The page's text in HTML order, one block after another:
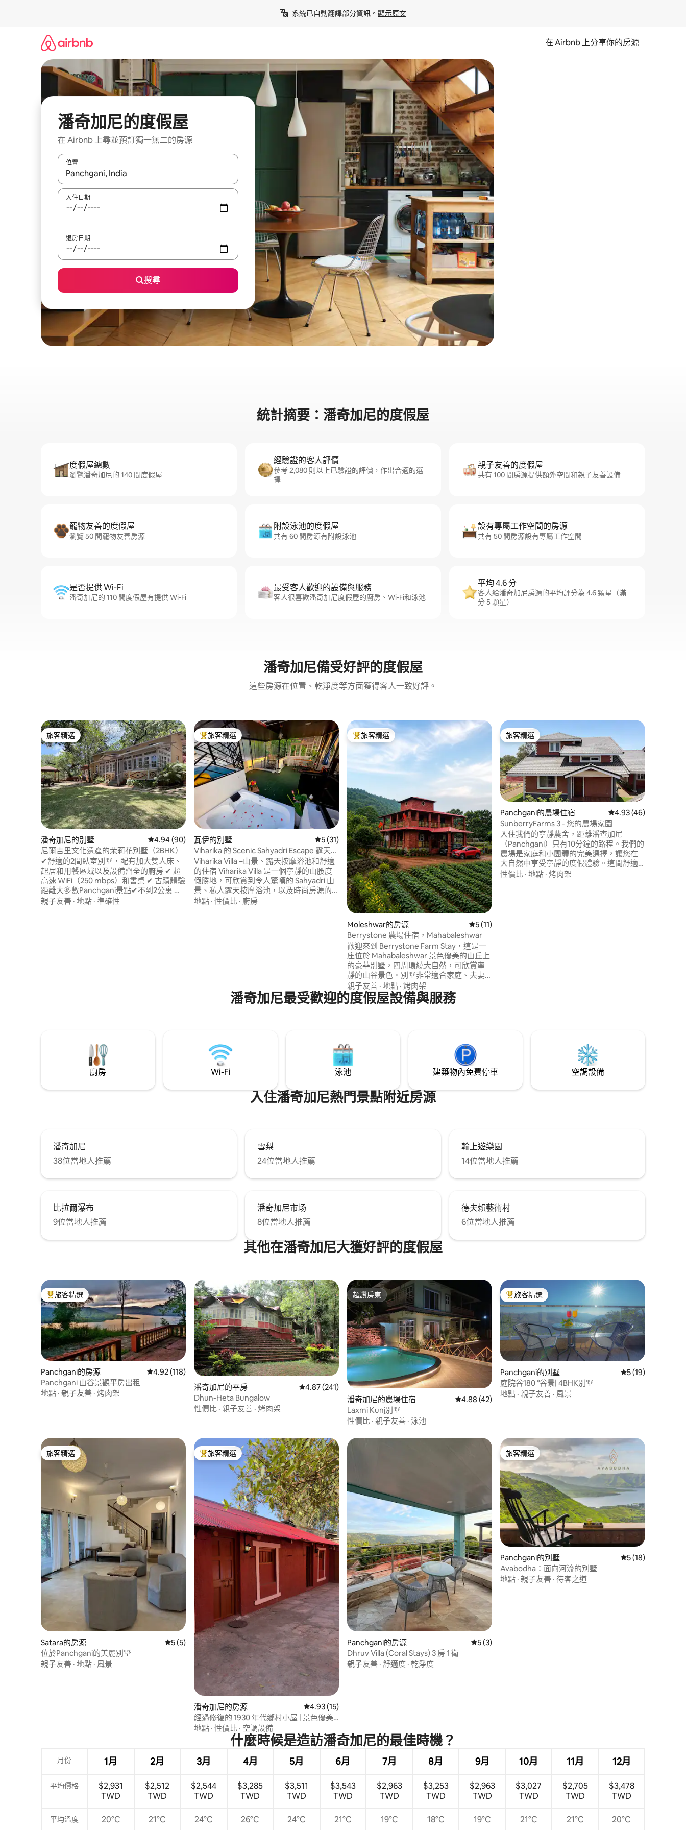
系統已自動翻譯部分資訊。 顯示原文
在 Airbnb 上分享你的房源
潘奇加尼的度假屋
在 Airbnb 上尋並預訂獨一無二的房源
位置
如有搜尋結果，瀏覽內容時請使用上下箭頭，或輕點、滑動裝置。
入住日期
退房日期
搜尋
統計摘要：潘奇加尼的度假屋
度假屋總數
瀏覽潘奇加尼的 140 間度假屋
經驗證的客人評價
參考 2,080 則以上已驗證的評價，作出合適的選
擇
親子友善的度假屋
共有 100 間房源提供額外空間和親子友善設備
寵物友善的度假屋
瀏覽 50 間寵物友善房源
附設泳池的度假屋
共有 60 間房源有附設泳池
設有專屬工作空間的房源
共有 50 間房源設有專屬工作空間
是否提供 Wi-Fi
潘奇加尼的 110 間度假屋有提供 Wi-Fi
最受客人歡迎的設備與服務
客人很喜歡潘奇加尼度假屋的廚房、Wi-Fi和泳池
平均 4.6 分
客人給潘奇加尼房源的平均評分為 4.6 顆星（滿
分 5 顆星）
潘奇加尼備受好評的度假屋
這些房源在位置、乾淨度等方面獲得客人一致好評。
旅客精選
旅客精選
潘奇加尼的別墅 從 90 則評價中獲得 4.94 的平均評分（滿分 5 分）
4.94 (90)
尼爾吉里文化遺產的茉莉花別墅（2BHK）
✔舒適的2間臥室別墅，配有加大雙人床、
起居和用餐區域以及設備齊全的廚房 ✔ 超
高速 WiFi（250 mbps）和書桌 ✔ 古蹟體驗
距離大多數Panchgani景點✔不到2公裏 距
離✔Panchgani 市場 1 公里（步行 10 分
親子友善 · 地點 · 準確性
旅客精選榜首
旅客精選
瓦伊的別墅 從 31 則評價中獲得 5 的平均評分（滿分 5 分）
5 (31)
Viharika 的 Scenic Sahyadri Escape 露天按
摩浴池
Viharika Villa –山景、露天按摩浴池和舒適
的住宿 Viharika Villa 是一個寧靜的山腰度
假勝地，可欣賞到令人驚嘆的 Sahyadri 山
景、私人露天按摩浴池，以及時尚房源的
所有舒適。 非常適合希望在大自然中放鬆
地點 · 性價比 · 廚房
旅客精選榜首
旅客精選
Moleshwar的房源 從 11 則評價中獲得 5 的平均評分（滿分 5 分）
5 (11)
Berrystone 農場住宿，Mahabaleshwar
歡迎來到 Berrystone Farm Stay，這是一
座位於 Mahabaleshwar 景色優美的山丘上
的豪華別墅，四周環繞大自然，可欣賞寧
靜的山谷景色。別墅非常適合家庭、夫妻
和團體入住，提供舒適的房間、免費 Wi-
Fi、私人停車位、自製食物和放鬆的氛圍，
讓您度過完美的度假時光。Berrystone 位
親子友善 · 地點 · 烤肉架
旅客精選
旅客精選
Panchgani的農場住宿 從 46 則評價中獲得
4.93 (46)
SunberryFarms 3 - 您的農場家園
入住我們的寧靜農舍，距離潘查加尼
（Panchgani）只有10分鐘的路程。我們的
農場是家庭和小團體的完美選擇，讓您在
大自然中享受寧靜的度假體驗。這間舒適
的農場房源有 2 間大臥室和 1 間兒童房，可
性價比 · 地點 · 烤肉架
潘奇加尼最受歡迎的度假屋設備與服務
廚房 Wi-Fi 泳池 建築物內免費停車 空調設備
入住潘奇加尼熱門景點附近房源
潘奇加尼
38位當地人推薦
雪梨
24位當地人推薦
輪上遊樂園
14位當地人推薦
比拉爾瀑布
9位當地人推薦
潘奇加尼市场
8位當地人推薦
德夫賴藝術村
6位當地人推薦
其他在潘奇加尼大獲好評的度假屋
旅客精選榜首
旅客精選
Panchgani的房源 從 118 則評價中獲得 4.92 的平均評分（滿分 5 分）
4.92 (118)
Panchgani 山谷景觀平房出租
地點 · 親子友善 · 烤肉架
潘奇加尼的平房 從 241 則評價中獲得 4.87 的平均評分（滿分 5 分）
4.87 (241)
Dhun-Heta Bungalow
性價比 · 親子友善 · 烤肉架
超讚房東
超讚房東
潘奇加尼的農場住宿 從 42 則評價中獲得 4.88 的平均評分（滿分 5 分）
4.88 (42)
Laxmi Kunj別墅
性價比 · 親子友善 · 泳池
旅客精選榜首
旅客精選
Panchgani的別墅 從 19 則評價中獲
5 (19)
庭院谷180 °谷景| 4BHK別墅
地點 · 親子友善 · 風景
旅客精選
旅客精選
Satara的房源 從 5 則評價中獲得 5 的平均評分（滿分 5 分）
5 (5)
位於Panchgani的美麗別墅
親子友善 · 地點 · 風景
旅客精選榜首
旅客精選
潘奇加尼的房源 從 15 則評價中獲得 4.93 的平均評分（滿分 5 分）
4.93 (15)
經過修復的 1930 年代鄉村小屋 | 景色優美 |
Panchgani
地點 · 性價比 · 空調設備
Panchgani的房源 從 3 則評價中獲得 5 的平均評分（滿分 5 分）
5 (3)
Dhruv Villa (Coral Stays) 3 房 1 衛
親子友善 · 舒適度 · 乾淨度
旅客精選
旅客精選
Panchgani的別墅 從 18 則評價中獲
5 (18)
Avabodha：面向河流的別墅
地點 · 親子友善 · 待客之道
什麼時候是造訪潘奇加尼的最佳時機？
月份 1月 2月 3月 4月 5月 6月 7月 8月 9月 10月 11月 12月
平均價格
$2,931
TWD
$2,512
TWD
$2,544
TWD
$3,285
TWD
$3,511
TWD
$3,543
TWD
$2,963
TWD
$3,253
TWD
$2,963
TWD
$3,027
TWD
$2,705
TWD
$3,478
TWD
平均溫度 20°C 21°C 24°C 26°C 24°C 21°C 19°C 18°C 19°C 21°C 21°C 20°C